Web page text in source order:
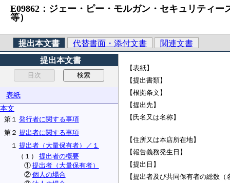
E09862：ジェー・ピー・モルガン・セキュリティ
等）
提出本文書 代替書面・添付文書
関連文書
提出本文書